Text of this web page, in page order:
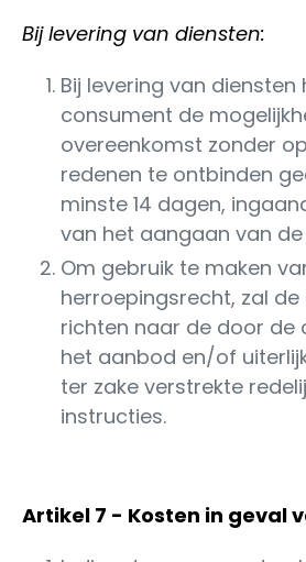
Bij levering van diensten:
Bij levering van diensten
consument de
overeenkomst zonder
redenen te ontbinden
minste 14 dagen,
van het aangaan van
Om gebruik te maken
herroepingsrecht, zal
richten naar de door de
het aanbod en/of
ter zake verstrekte
instructies.
Artikel 7 - Kosten in geval